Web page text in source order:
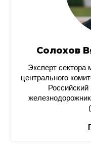
Солохов
Эксперт сектора
центрального